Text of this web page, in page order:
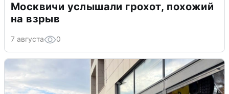
Москвичи услышали грохот, похожий
на взрыв
7 августа 0